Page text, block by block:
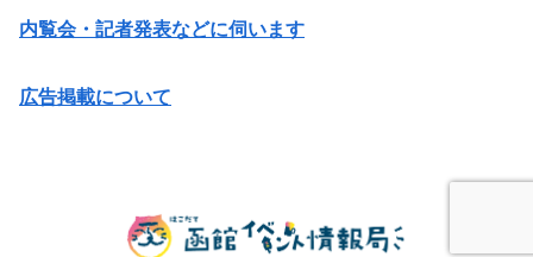
内覧会・記者発表などに伺います
広告掲載について